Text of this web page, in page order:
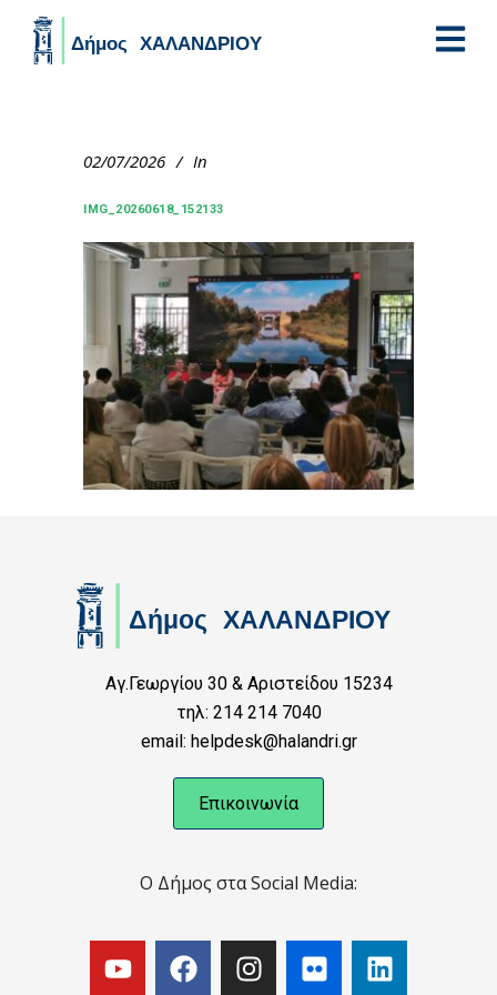
02/07/2026 In
IMG_20260618_152133
Αγ.Γεωργίου 30 & Αριστείδου 15234
τηλ: 214 214 7040
email: helpdesk@halandri.gr
Επικοινωνία
Ο Δήμος στα Social Media: